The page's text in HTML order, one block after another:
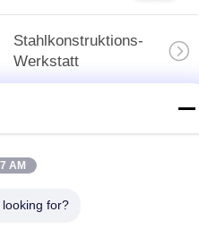
Stahlkonstruktions-
Werkstatt
Vorfabrizierte
Gebäude
AM
for?